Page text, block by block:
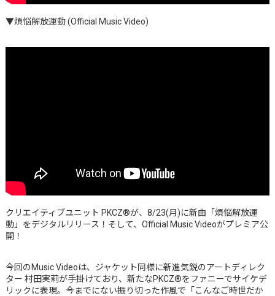
▼煩悩解放運動 (Official Music Video)
クリエイティブユニット PKCZ®が、8/23(月)に新曲「煩悩解放運
動」をデジタルリリース！そして、Official Music Videoがプレミア公
開！
今回のMusic Videoは、ジャケット同様に新進気鋭のアートディレク
ター 村田実莉が手掛けており、新たなPKCZ®をファニーでサイケデ
リックに表現。今までにない振り切った作風で「こんなご時世だか